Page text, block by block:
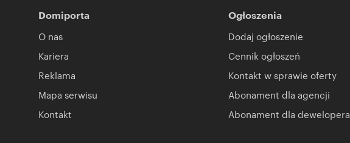
Domiporta
O nas
Kariera
Reklama
Mapa serwisu
Kontakt
Ogłoszenia
Dodaj ogłoszenie
Cennik ogłoszeń
Kontakt w sprawie oferty
Abonament dla agencji
Abonament dla dewelopera